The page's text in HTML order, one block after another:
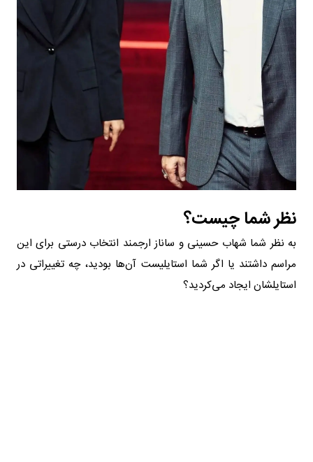
نظر شما چیست؟
به نظر شما شهاب حسینی و ساناز ارجمند انتخاب درستی برای این
مراسم داشتند یا اگر شما استایلیست آن‌ها بودید، چه تغییراتی در
استایلشان ایجاد می‌کردید؟